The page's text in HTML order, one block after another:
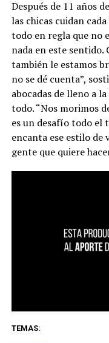
Después de 11 años
las chicas cuidan
todo en regla que no
nada en este sentido.
también le estamos
no se dé cuenta”,
abocadas de lleno a
todo. “Nos morimos
es un desafío todo el
encanta ese estilo de
gente que quiere
TEMAS: